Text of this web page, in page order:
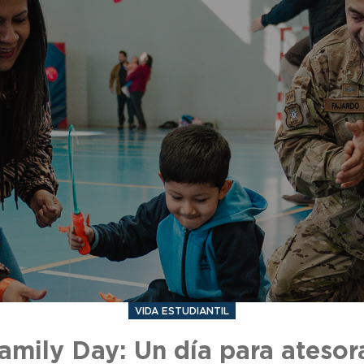
VIDA ESTUDIANTIL
Day: Un día para